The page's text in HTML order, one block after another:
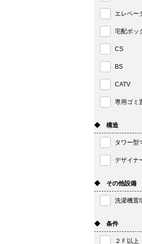
エレベー
宅配ボッ
CS
BS
CATV
専用ゴミ
◆ 構造
タワー型
デザイナ
◆ その他設備
洗濯機置
◆ 条件
２Ｆ以上